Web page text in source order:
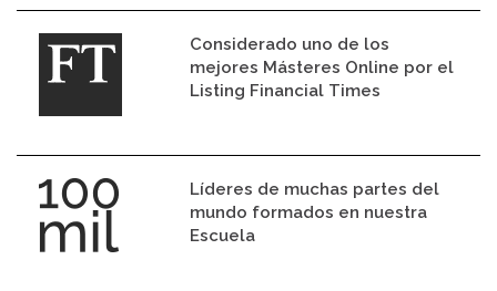
Considerado uno de los
mejores Másteres Online por el
Listing Financial Times
Líderes de muchas partes del
mundo formados en nuestra
Escuela